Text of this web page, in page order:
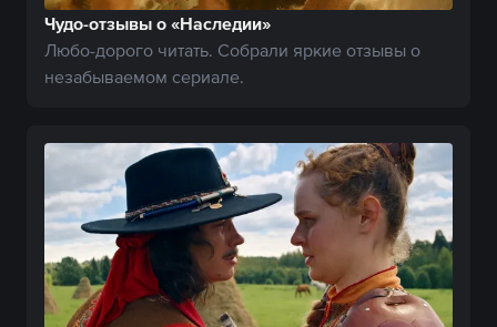
Чудо-отзывы о «Наследии»
Любо-дорого читать. Собрали яркие отзывы о
незабываемом сериале.